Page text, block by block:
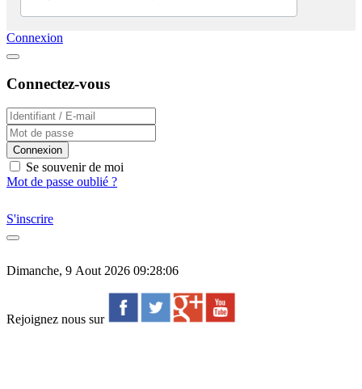
Connexion
Connectez-vous
Connexion
Se souvenir de moi
Mot de passe oublié ?
S'inscrire
Dimanche, 9 Aout 2026 09:28:06
Rejoignez nous sur